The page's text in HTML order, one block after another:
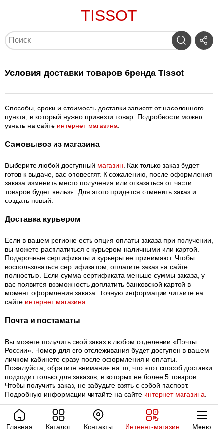
TISSOT
Главная Каталог Контакты Интенет-магазин Меню
Условия доставки товаров бренда Tissot
Способы, сроки и стоимость доставки зависят от населенного
пункта, в который нужно привезти товар. Подробности можно
узнать на сайте интернет магазина
Самовывоз из магазина
Выберите любой доступный магазин . Как только заказ будет
готов к выдаче, вас оповестят. К сожалению, после оформления
заказа изменить место получения или отказаться от части
товаров будет нельзя. Для этого придется отменить заказ и
создать новый.
Доставка курьером
Если в вашем регионе есть опция оплаты заказа при получении,
вы можете расплатиться с курьером наличными или картой.
Подарочные сертификаты и курьеры не принимают. Чтобы
воспользоваться сертификатом, оплатите заказ на сайте
полностью. Если сумма сертификата меньше суммы заказа, у
вас появится возможность доплатить банковской картой в
момент оформления заказа. Точную информации читайте на
сайте интернет магазина
Почта и постаматы
Вы можете получить свой заказ в любом отделении «Почты
России». Номер для его отслеживания будет доступен в вашем
личном кабинете сразу после оформления и оплаты.
Пожалуйста, обратите внимание на то, что этот способ доставки
подходит только для заказов, в которых не более 5 товаров.
Чтобы получить заказ, не забудьте взять с собой паспорт.
Подробную информации читайте на сайте интернет магазина